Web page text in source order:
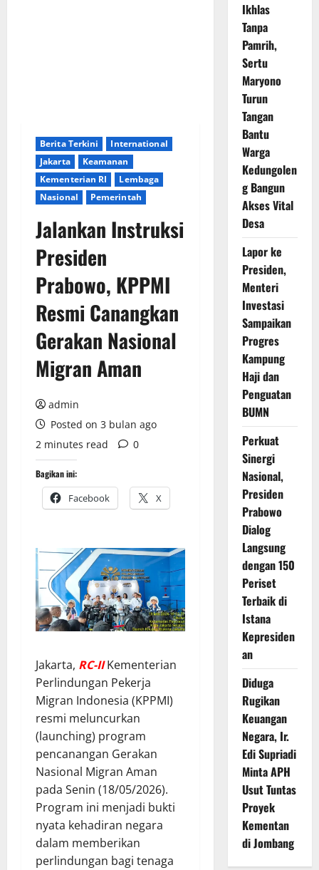
Berita Terkini
International
Jakarta
Keamanan
Kementerian RI
Lembaga
Nasional
Pemerintah
Jalankan Instruksi
Presiden
Prabowo, KPPMI
Resmi Canangkan
Gerakan Nasional
Migran Aman
admin
Posted on 3 bulan ago
2 minutes read
0
Bagikan ini:
Facebook X
Jakarta, RC-IIKementerian
Perlindungan Pekerja
Migran Indonesia (KPPMI)
resmi meluncurkan
(launching) program
pencanangan Gerakan
Nasional Migran Aman
pada Senin (18/05/2026).
Program ini menjadi bukti
nyata kehadiran negara
dalam memberikan
perlindungan bagi tenaga
Ikhlas
Tanpa
Pamrih,
Sertu
Maryono
Turun
Tangan
Bantu
Warga
Kedungolen
g Bangun
Akses Vital
Desa
Lapor ke
Presiden,
Menteri
Investasi
Sampaikan
Progres
Kampung
Haji dan
Penguatan
BUMN
Perkuat
Sinergi
Nasional,
Presiden
Prabowo
Dialog
Langsung
dengan 150
Periset
Terbaik di
Istana
Kepresiden
an
Diduga
Rugikan
Keuangan
Negara, Ir.
Edi Supriadi
Minta APH
Usut Tuntas
Proyek
Kementan
di Jombang